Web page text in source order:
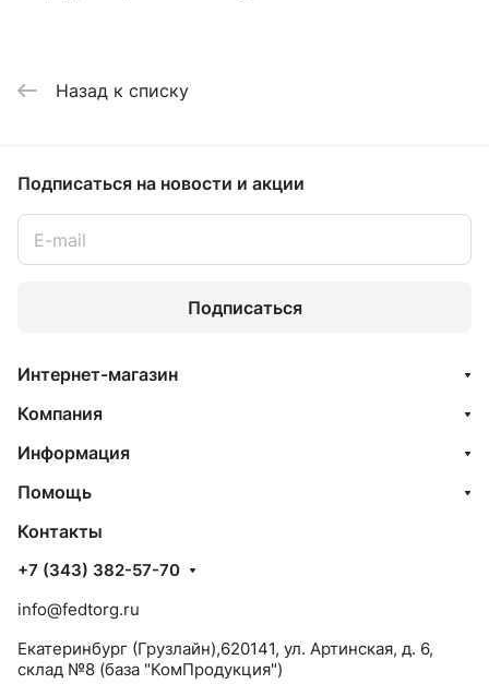
Назад к списку
Подписаться на новости и акции
Подписаться
Интернет-магазин
Компания
Информация
Помощь
Контакты
+7 (343) 382-57-70
info@fedtorg.ru
Екатеринбург (Грузлайн),620141, ул. Артинская, д. 6,
склад №8 (база "КомПродукция")